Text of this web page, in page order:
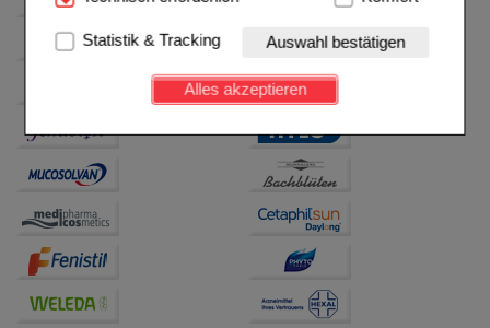
Website notwendig sind (z.B. Navigation, Warenkorb,
Kundenkonto), weshalb auf diese nicht verzichtet
werden kann.
Einkaufserlebnis noch ansprechender zu gestalten,
Besuchers oder unsere Seite an bevorzugte
Verhaltensweisen (z.B. Spracheinstellung)
anzupassen. Komfort-Cookies ermöglichen es uns
auch auf Ihre Bedürfnisse zugeschrittene Inhalte
anzuzeigen und unser Partnerprogramm zu
betreiben.
Statistik & Tracking:
Hierüber lassen sich
Statistik & Tracking Auswahl bestätigen
Alles akzeptieren